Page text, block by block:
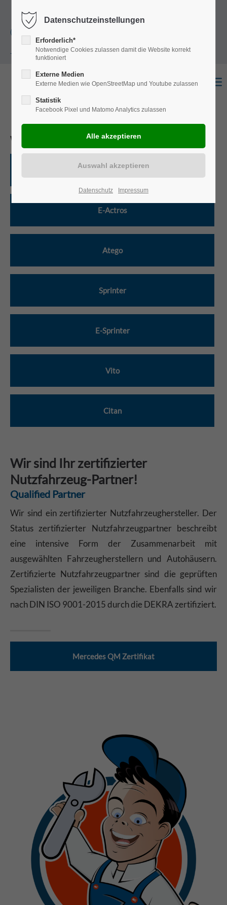
+49
(0)251 322 631
- 0
Wählen Sie ein Modell
Actros
E-Actros
Atego
Sprinter
E-Sprinter
Vito
Citan
Wir sind Ihr zertifizierter
Nutzfahrzeug-Partner!
Qualified Partner
Wir sind ein zertifizierter Nutzfahrzeughersteller. Der
Status zertifizierter Nutzfahrzeugpartner beschreibt
eine intensive Form der Zusammenarbeit mit
ausgewählten Fahrzeugherstellern und Autohäusern.
Zertifizierte Nutzfahrzeugpartner sind die geprüften
Spezialisten der jeweiligen Branche. Ebenfalls sind wir
nach DIN ISO 9001-2015 durch die DEKRA zertifiziert.
Mercedes QM Zertifikat
Datenschutzeinstellungen
Erforderlich*
Notwendige Cookies zulassen damit die Website korrekt
funktioniert
Externe Medien
Externe Medien wie OpenStreetMap und Youtube zulassen
Statistik
Facebook Pixel und Matomo Analytics zulassen
Datenschutz Impressum